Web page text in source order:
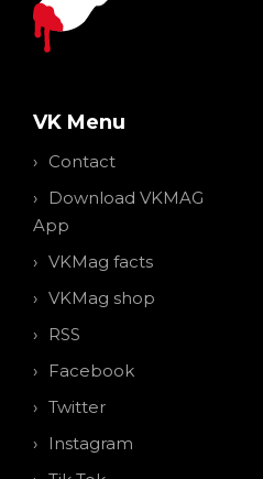
VK Menu
Contact
Download VKMAG
App
VKMag facts
VKMag shop
RSS
Facebook
Twitter
Instagram